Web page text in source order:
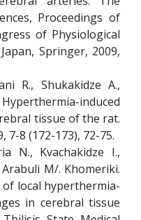
Proceedings of
of Physiological
Springer, 2009,
R., Shukakidze A.,
induced
tissue of the rat.
7-8 (172-173), 72-75.
Kvachakidze I.,
M/. Khomeriki.
local hyperthermia-
in cerebral tissue